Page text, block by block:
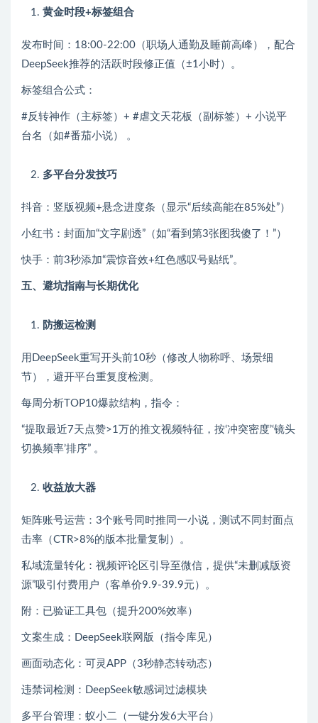
黄金时段+标签组合
发布时间：18:00-22:00（职场人通勤及睡前高峰），配合
DeepSeek推荐的活跃时段修正值（±1小时）。
标签组合公式：
#反转神作（主标签）+ #虐文天花板（副标签）+ 小说平
台名（如#番茄小说） 。
多平台分发技巧
抖音：竖版视频+悬念进度条（显示“后续高能在85%处”）
小红书：封面加“文字剧透”（如“看到第3张图我傻了！”）
快手：前3秒添加“震惊音效+红色感叹号贴纸”。
五、避坑指南与长期优化
防搬运检测
用DeepSeek重写开头前10秒（修改人物称呼、场景细
节），避开平台重复度检测。
每周分析TOP10爆款结构，指令：
“提取最近7天点赞>1万的推文视频特征，按‘冲突密度’‘镜头
切换频率’排序” 。
收益放大器
矩阵账号运营：3个账号同时推同一小说，测试不同封面点
击率（CTR>8%的版本批量复制）。
私域流量转化：视频评论区引导至微信，提供“未删减版资
源”吸引付费用户（客单价9.9-39.9元）。
附：已验证工具包（提升200%效率）
文案生成：DeepSeek联网版（指令库见）
画面动态化：可灵APP（3秒静态转动态）
违禁词检测：DeepSeek敏感词过滤模块
多平台管理：蚁小二（一键分发6大平台）